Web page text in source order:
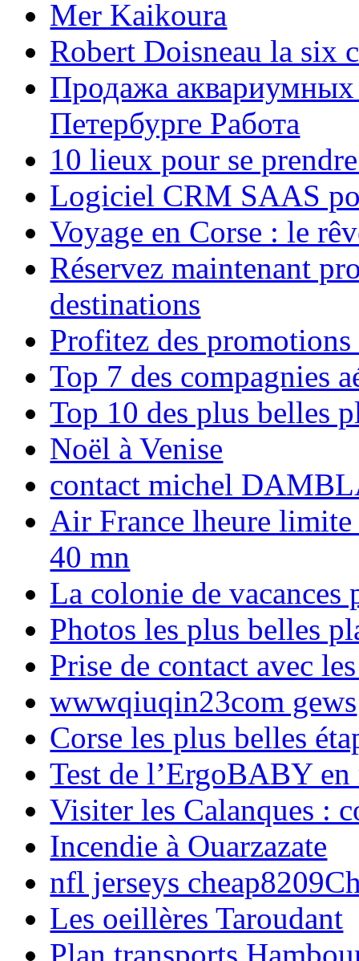
Mer Kaikoura
Robert Doisneau la six
Продажа аквариумных
Петербурге Работа
10 lieux pour se
Logiciel CRM SAAS
Voyage en Corse : le
Réservez maintenant
destinations
Profitez des
Top 7 des compagnies
Top 10 des plus belles
Noël à Venise
contact michel
Air France lheure limite
40 mn
La colonie de vacances
Photos les plus belles
Prise de contact avec
wwwqiuqin23com gews
Corse les plus belles
Test de l’ErgoBABY en
Visiter les Calanques :
Incendie à Ouarzazate
nfl jerseys
Les oeillères Taroudant
Plan transports